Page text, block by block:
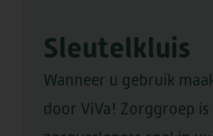
Sleutelkluis
Wanneer u gebruik
door ViVa! Zorggroep